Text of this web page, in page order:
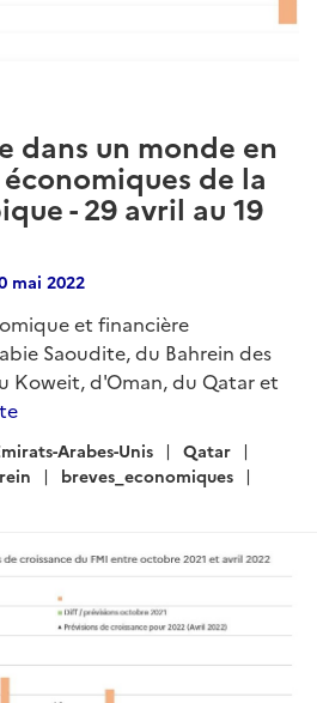
dans un monde en
économiques de la
- 29 avril au 19
mai 2022
et financière
Saoudite, du Bahrein des
Koweit, d'Oman, du Qatar et
Arabes-Unis
Qatar
breves_economiques